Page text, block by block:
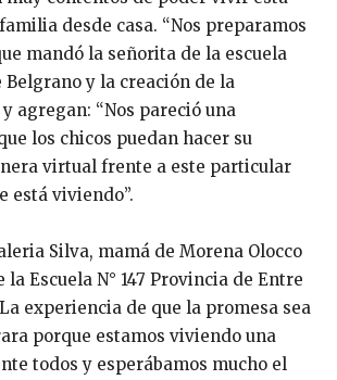
desde casa. “Nos preparamos
mandó la señorita de la escuela
Belgrano y la creación de la
agregan: “Nos pareció una
los chicos puedan hacer su
virtual frente a este particular
está viviendo”.
Silva, mamá de Morena Olocco
la Escuela N° 147 Provincia de Entre
experiencia de que la promesa sea
porque estamos viviendo una
todos y esperábamos mucho el